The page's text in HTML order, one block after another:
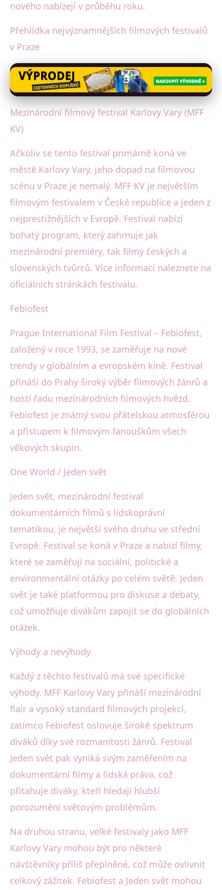
nového nabízejí v průběhu roku.
Přehlídka nejvýznamnějších filmových festivalů
v Praze
Mezinárodní filmový festival Karlovy Vary (MFF
KV)
Ačkoliv se tento festival primárně koná ve
městě Karlovy Vary, jeho dopad na filmovou
scénu v Praze je nemalý. MFF KV je největším
filmovým festivalem v České republice a jeden z
nejprestižnějších v Evropě. Festival nabízí
bohatý program, který zahrnuje jak
mezinárodní premiéry, tak filmy českých a
slovenských tvůrců. Více informací naleznete na
oficiálních stránkách festivalu.
Febiofest
Prague International Film Festival – Febiofest,
založený v roce 1993, se zaměřuje na nové
trendy v globálním a evropském kině. Festival
přináší do Prahy široký výběr filmových žánrů a
hostí řadu mezinárodních filmových hvězd.
Febiofest je známý svou přátelskou atmosférou
a přístupem k filmovým fanouškům všech
věkových skupin.
One World / Jeden svět
Jeden svět, mezinárodní festival
dokumentárních filmů s lidskoprávní
tematikou, je největší svého druhu ve střední
Evropě. Festival se koná v Praze a nabízí filmy,
které se zaměřují na sociální, politické a
environmentální otázky po celém světě. Jeden
svět je také platformou pro diskuse a debaty,
což umožňuje divákům zapojit se do globálních
otázek.
Výhody a nevýhody
Každý z těchto festivalů má své specifické
výhody. MFF Karlovy Vary přináší mezinárodní
flair a vysoký standard filmových projekcí,
zatímco Febiofest oslovuje široké spektrum
diváků díky své rozmanitosti žánrů. Festival
Jeden svět pak vyniká svým zaměřením na
dokumentární filmy a lidská práva, což
přitahuje diváky, kteří hledají hlubší
porozumění světovým problémům.
Na druhou stranu, velké festivaly jako MFF
Karlovy Vary mohou být pro některé
návštěvníky příliš přeplněné, což může ovlivnit
celkový zážitek. Febiofest a Jeden svět mohou